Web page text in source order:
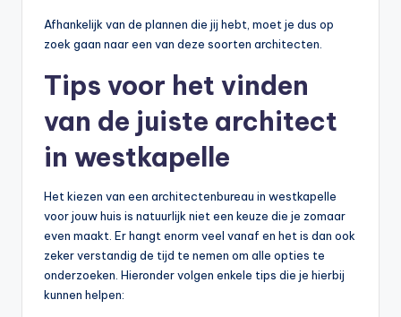
Afhankelijk van de plannen die jij hebt, moet je dus op
zoek gaan naar een van deze soorten architecten.
Tips voor het vinden
van de juiste architect
in westkapelle
Het kiezen van een architectenbureau in westkapelle
voor jouw huis is natuurlijk niet een keuze die je zomaar
even maakt. Er hangt enorm veel vanaf en het is dan ook
zeker verstandig de tijd te nemen om alle opties te
onderzoeken. Hieronder volgen enkele tips die je hierbij
kunnen helpen: